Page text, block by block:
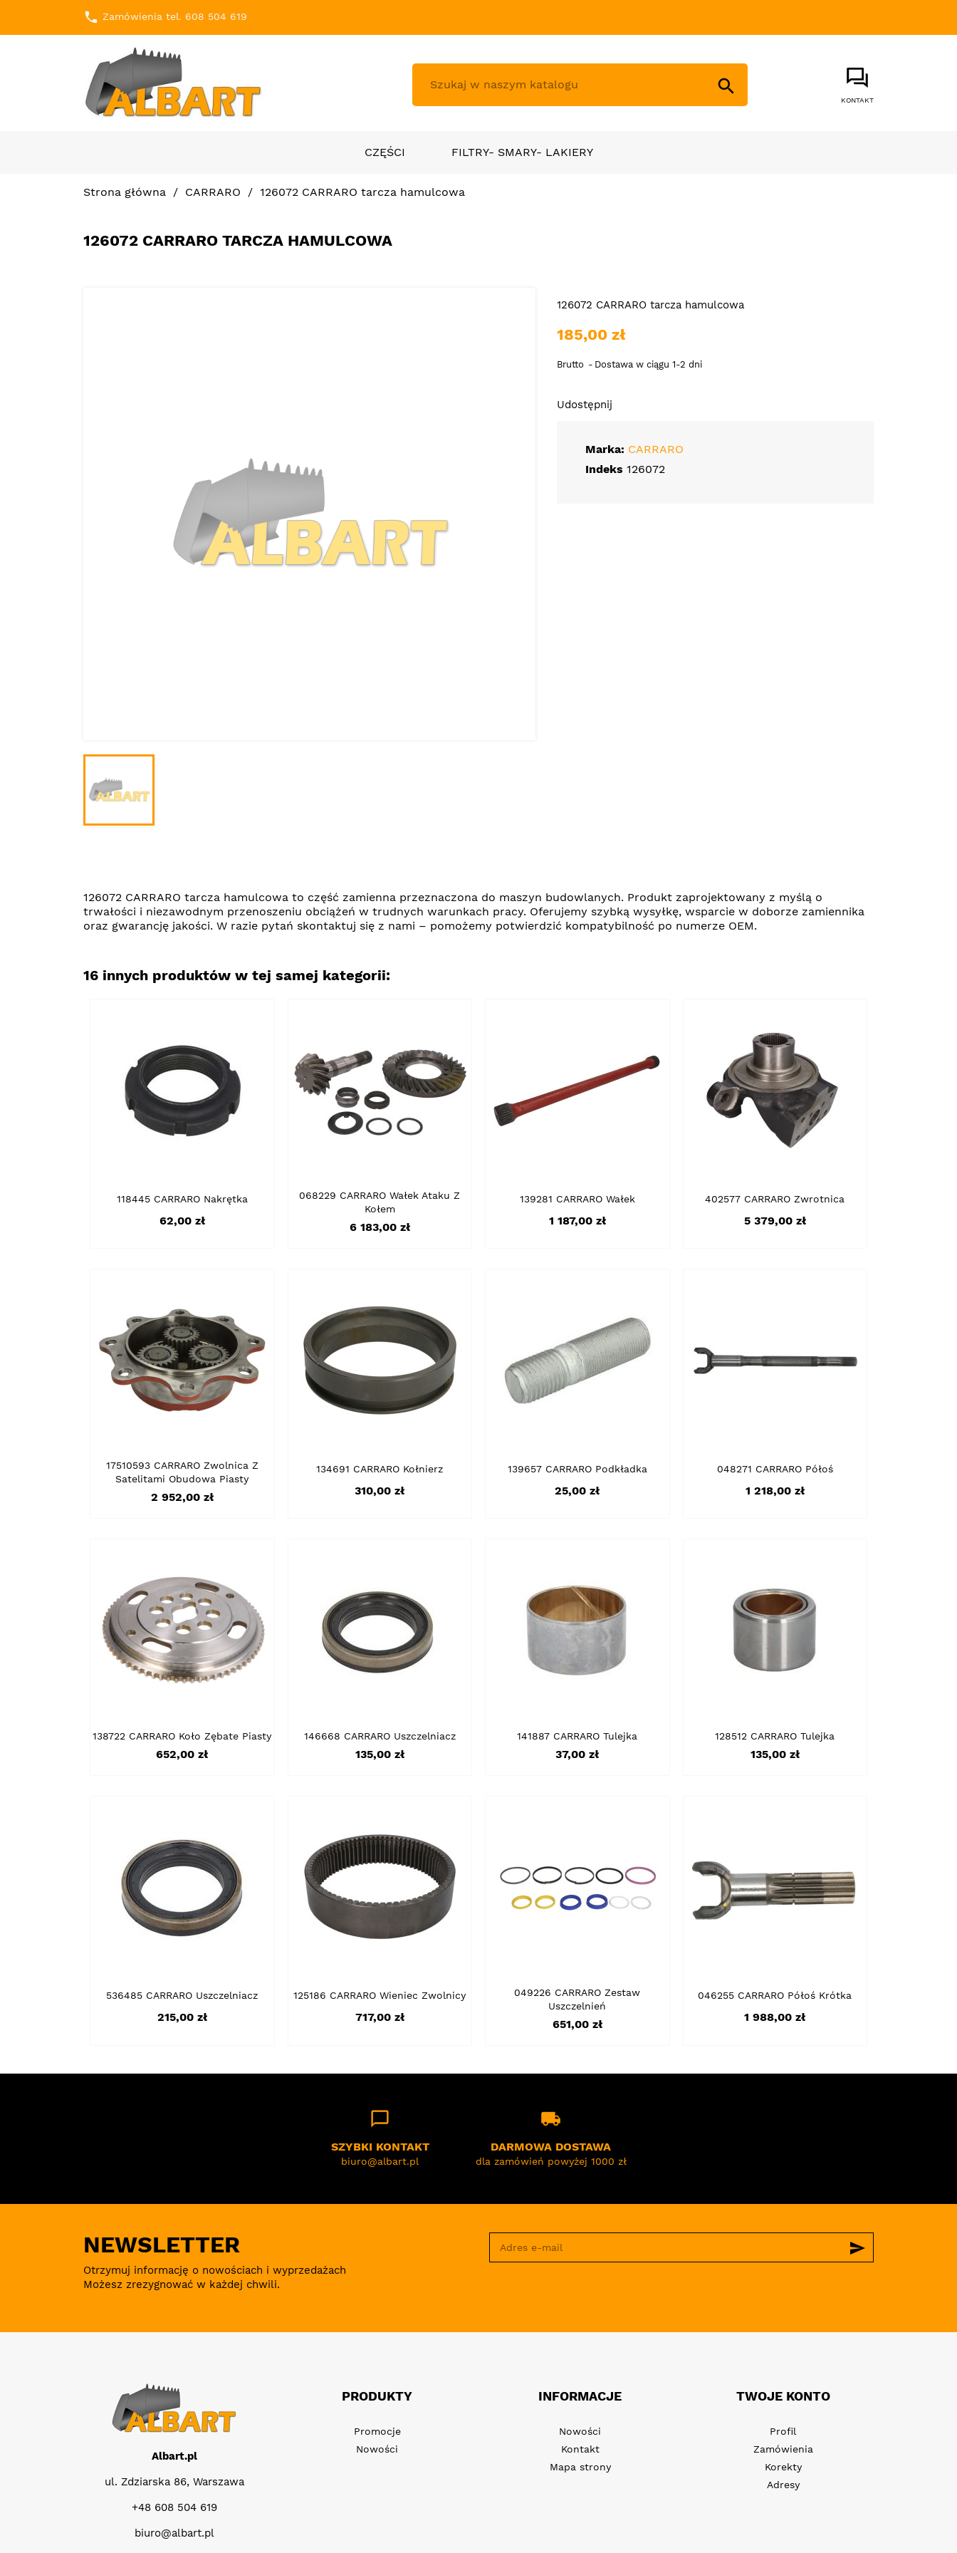
local_phone Zamówienia tel. 608 504 619

KONTAKT
CZĘŚCI FILTRY- SMARY- LAKIERY
Strona główna CARRARO 126072 CARRARO tarcza hamulcowa
126072 CARRARO TARCZA HAMULCOWA
126072 CARRARO tarcza hamulcowa
185,00 zł
Brutto Dostawa w ciągu 1-2 dni
Udostępnij
Marka: CARRARO
Indeks 126072
126072 CARRARO tarcza hamulcowa to część zamienna przeznaczona do maszyn budowlanych. Produkt zaprojektowany z myślą o
trwałości i niezawodnym przenoszeniu obciążeń w trudnych warunkach pracy. Oferujemy szybką wysyłkę, wsparcie w doborze zamiennika
oraz gwarancję jakości. W razie pytań skontaktuj się z nami – pomożemy potwierdzić kompatybilność po numerze OEM.
16 innych produktów w tej samej kategorii:
118445 CARRARO Nakrętka
Cena
62,00 zł
068229 CARRARO Wałek Ataku Z
Kołem
Cena
6 183,00 zł
139281 CARRARO Wałek
Cena
1 187,00 zł
402577 CARRARO Zwrotnica
Cena
5 379,00 zł
17510593 CARRARO Zwolnica Z
Satelitami Obudowa Piasty
Cena
2 952,00 zł
134691 CARRARO Kołnierz
Cena
310,00 zł
139657 CARRARO Podkładka
Cena
25,00 zł
048271 CARRARO Półoś
Cena
1 218,00 zł
138722 CARRARO Koło Zębate Piasty
Cena
652,00 zł
146668 CARRARO Uszczelniacz
Cena
135,00 zł
141887 CARRARO Tulejka
Cena
37,00 zł
128512 CARRARO Tulejka
Cena
135,00 zł
536485 CARRARO Uszczelniacz
Cena
215,00 zł
125186 CARRARO Wieniec Zwolnicy
Cena
717,00 zł
049226 CARRARO Zestaw
Uszczelnień
Cena
651,00 zł
046255 CARRARO Półoś Krótka
Cena
1 988,00 zł
chat_bubble_outline
SZYBKI KONTAKT
biuro@albart.pl
local_shipping
DARMOWA DOSTAWA
dla zamówień powyżej 1000 zł
NEWSLETTER
Otrzymuj informację o nowościach i wyprzedażach
Możesz zrezygnować w każdej chwili.
send
Albart.pl
ul. Zdziarska 86, Warszawa
+48 608 504 619
biuro@albart.pl
PRODUKTY
Promocje
Nowości
INFORMACJE
Nowości
Kontakt
Mapa strony
TWOJE KONTO
Profil
Zamówienia
Korekty
Adresy